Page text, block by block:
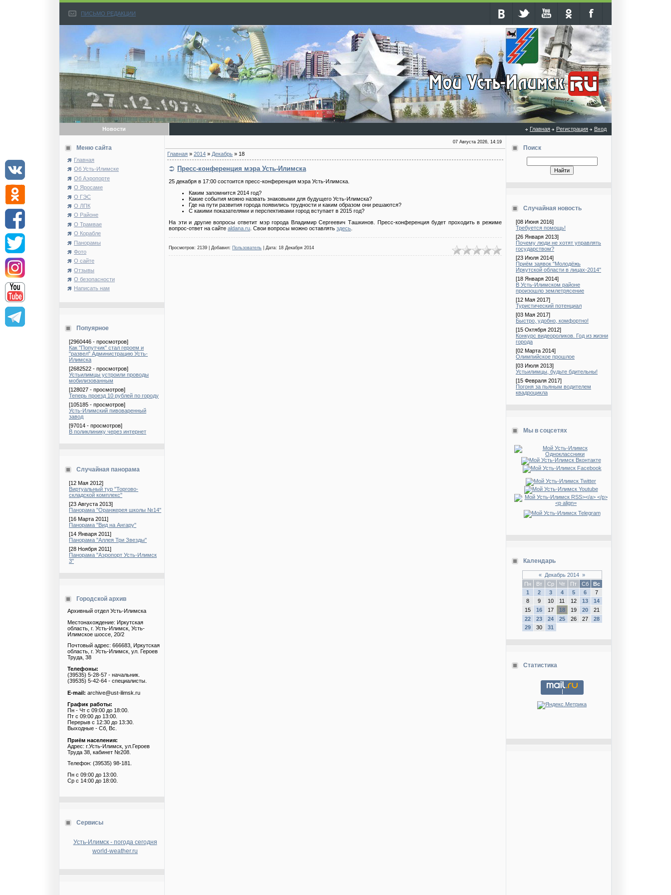
ПИСЬМО РЕДАКЦИИ
Новости Главная Регистрация Вход
Меню сайта
Главная
Об Усть-Илимске
Об Аэропорте
О Яросаме
О ГЭС
О ЛПК
О Районе
О Трамвае
О Корабле
Панорамы
Фото
О сайте
Отзывы
О безопасности
Написать нам
Попуярное
[2960446 - просмотров]
Как "Попутчик" стал героем и
"развел" Администрацию Усть-
Илимска
[2682522 - просмотров]
Устьилимцы устроили проводы
мобилизованным
[128027 - просмотров]
Теперь проезд 10 рублей по городу
[105185 - просмотров]
Усть-Илимский пивоваренный
завод
[97014 - просмотров]
В поликлинику через интернет
Случайная панорама
[12 Мая 2012]
Виртуальный тур "Торгово-
складской комплекс"
[23 Августа 2013]
Панорама "Оранжерея школы №14"
[16 Марта 2011]
Панорама "Вид на Ангару"
[14 Января 2011]
Панорама "Аллея Три Звезды"
[28 Ноября 2011]
Панорама "Аэропорт Усть-Илимск
3"
Городской архив
Архивный отдел Усть-Илимска
Местонахождение: Иркутская
область, г. Усть-Илимск, Усть-
Илимское шоссе, 20/2
Почтовый адрес: 666683, Иркутская
область, г. Усть-Илимск, ул. Героев
Труда, 38
Телефоны:
(39535) 5-28-57 - начальник.
(39535) 5-42-64 - специалисты.
E-mail: archive@ust-ilimsk.ru
График работы:
Пн - Чт с 09:00 до 18:00.
Пт с 09:00 до 13:00.
Перерыв с 12:30 до 13:30.
Выходные - Сб, Вс.
Приём населения:
Адрес: г.Усть-Илимск, ул.Героев
Труда 38, кабинет №208.
Телефон: (39535) 98-181.
Пн с 09:00 до 13:00.
Ср с 14:00 до 18:00.
Сервисы
Усть-Илимск - погода сегодня
world-weather.ru
07 Августа 2026, 14:19
Главная » 2014 » Декабрь » 18
Пресс-конференция мэра Усть-Илимска
25 декабря в 17:00 состоится пресс-конференция мэра Усть-Илимска.
Каким запомнится 2014 год?
Какие события можно назвать знаковыми для будущего Усть-Илимска?
Где на пути развития города появились трудности и каким образом они решаются?
С какими показателями и перспективами город вступает в 2015 год?
На эти и другие вопросы ответит мэр города Владимир Сергеевич Ташкинов. Пресс-конференция будет проходить в режиме
вопрос-ответ на сайте aldana.ru . Свои вопросы можно оставлять здесь
Просмотров: 2139 | Добавил: Пользователь | Дата: 18 Декабря 2014
Поиск
Случайная новость
[08 Июня 2016]
Требуется помощь!
[26 Января 2013]
Почему люди не хотят управлять
государством?
[23 Июля 2014]
Приём заявок "Молодёжь
Иркутской области в лицах-2014"
[18 Января 2014]
В Усть-Илимском районе
произошло землетрясение
[12 Мая 2017]
Туристический потенциал
[03 Мая 2017]
Быстро, удобно, комфортно!
[15 Октября 2012]
Конкурс видеороликов. Год из жизни
города
[02 Марта 2014]
Олимпийское прошлое
[03 Июля 2013]
Устьилимцы, будьте бдительны!
[15 Февраля 2017]
Погоня за пьяным водителем
квадроцикла
Мы в соцсетях
Календарь
« Декабрь 2014 »
Пн
Вт Ср Чт Пт Сб
Вс
1
2 3 4 5 6
7
8
9 10 11 12 13
14
15
16 17 18 19 20
21
22
23 24 25 26 27
28
29
30 31
Статистика